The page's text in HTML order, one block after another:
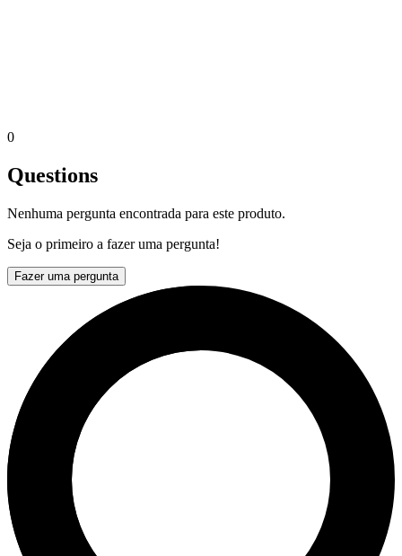
0
Questions
Nenhuma pergunta encontrada para este produto.
Seja o primeiro a fazer uma pergunta!
Fazer uma pergunta